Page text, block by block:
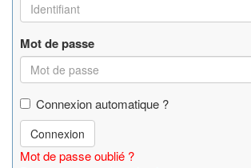
Mot de passe
Connexion automatique ?
Connexion
Mot de passe oublié ?